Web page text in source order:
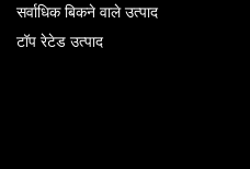
सर्वाधिक बिकने वाले उत्पाद
टॉप रेटेड उत्पाद